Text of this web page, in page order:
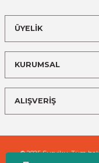
ÜYELİK
KURUMSAL
ALIŞVERİŞ
© 2025 Surviku. Tüm